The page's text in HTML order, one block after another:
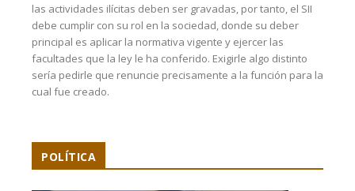
las actividades ilícitas deben ser gravadas, por tanto, el SII
debe cumplir con su rol en la sociedad, donde su deber
principal es aplicar la normativa vigente y ejercer las
facultades que la ley le ha conferido. Exigirle algo distinto
sería pedirle que renuncie precisamente a la función para la
cual fue creado.
POLÍTICA